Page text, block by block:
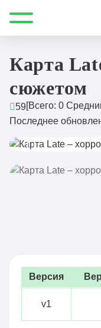
Все для Minecraft
Карта Late – хоррор
Карта
сюжетом
59[Всего: 0
Последнее
Версия
v1